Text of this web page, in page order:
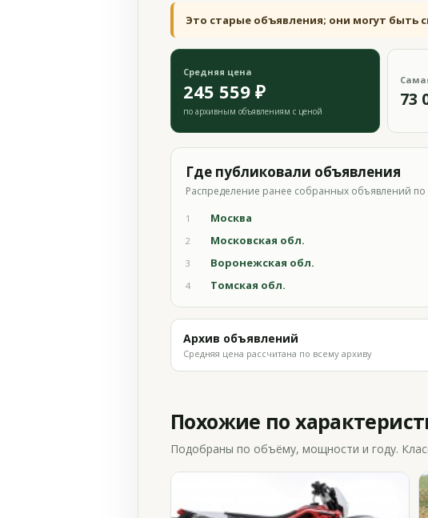
Это старые объявления; они могут быть
Средняя цена
245 559 ₽
по архивным объявлениям с ценой
73
Где публиковали объявления
Распределение ранее собранных объявлений
1 Москва
2
Московская обл.
3
Воронежская обл.
4
Томская обл.
Архив объявлений
Средняя цена рассчитана по всему архиву
Похожие по
Подобраны по объёму, мощности и году.